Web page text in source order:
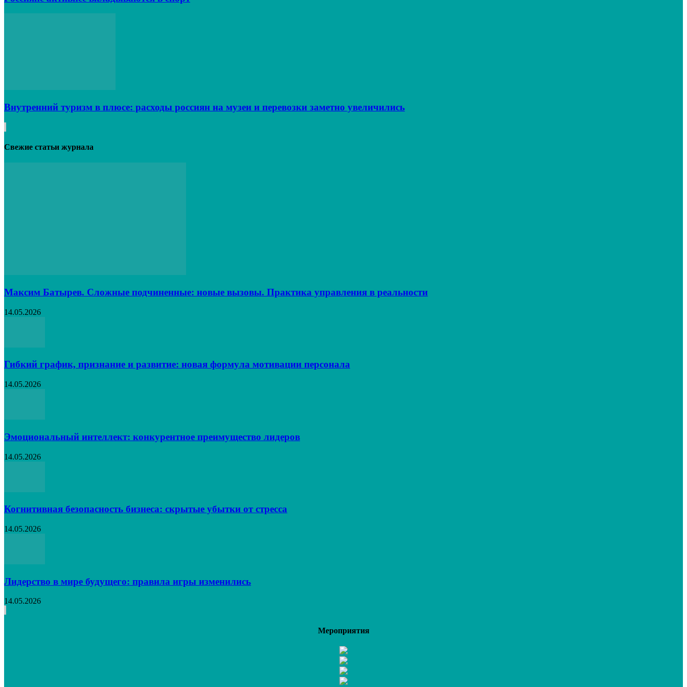
Внутренний туризм в плюсе: расходы россиян на музеи и перевозки заметно увеличились
Свежие статьи журнала
Максим Батырев. Сложные подчиненные: новые вызовы. Практика управления в реальности
14.05.2026
Гибкий график, признание и развитие: новая формула мотивации персонала
14.05.2026
Эмоциональный интеллект: конкурентное преимущество лидеров
14.05.2026
Когнитивная безопасность бизнеса: скрытые убытки от стресса
14.05.2026
Лидерство в мире будущего: правила игры изменились
14.05.2026
Мероприятия